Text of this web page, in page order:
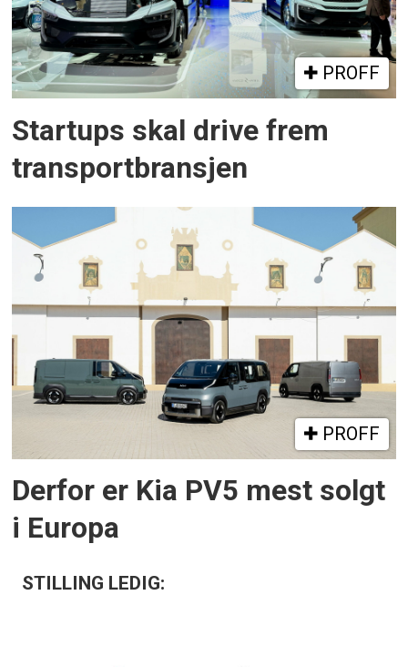
PROFF
Startups skal drive frem
transportbransjen
PROFF
Derfor er Kia PV5 mest solgt
i Europa
STILLING LEDIG: